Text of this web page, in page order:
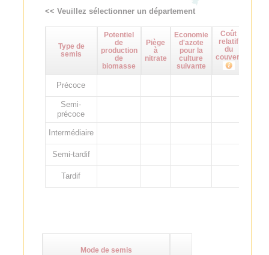
<< Veuillez sélectionner un département
Type de
semis
Potentiel
de
production
de
biomasse
Piège
à
nitrate
Economie
d'azote
pour la
culture
suivante
Coût
relatif
du
couvert
Précoce
Semi-
précoce
Intermédiaire
Semi-tardif
Tardif
Mode de semis